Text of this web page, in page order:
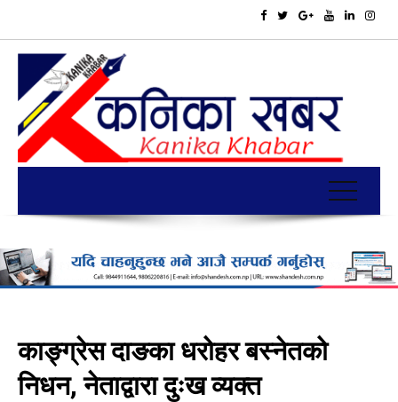
काङ्ग्रेस दाङका धरोहर बस्नेतको
निधन, नेताद्वारा दुःख व्यक्त